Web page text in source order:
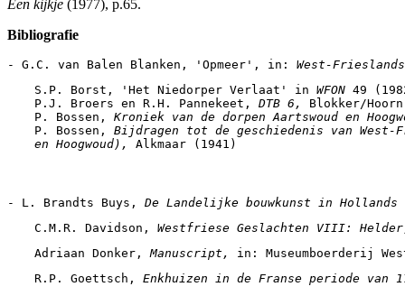
Een kijkje (1977), p.65.
Bibliografie
- G.C. van Balen Blanken, 'Opmeer', in: West-
S.P. Borst, 'Het Niedorper Verlaat' in WFON 49
P.J. Broers en R.H. Pannekeet, DTB 6, Blokker/
P. Bossen, Kroniek van de dorpen Aartswoud en
P. Bossen, Bijdragen tot de geschiedenis van
en Hoogwoud), Alkmaar (1941)
- L. Brandts Buys, De Landelijke bouwkunst in Hollands
C.M.R. Davidson, Westfriese Geslachten VIII:
Adriaan Donker, Manuscript, in: Museumboerderij
R.P. Goettsch, Enkhuizen in de Franse periode van